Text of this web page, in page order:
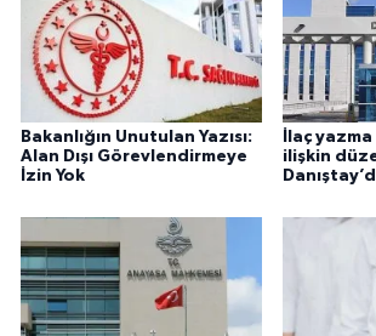
Bakanlığın Unutulan Yazısı:
Alan Dışı Görevlendirmeye
İzin Yok
İlaç
ilişkin